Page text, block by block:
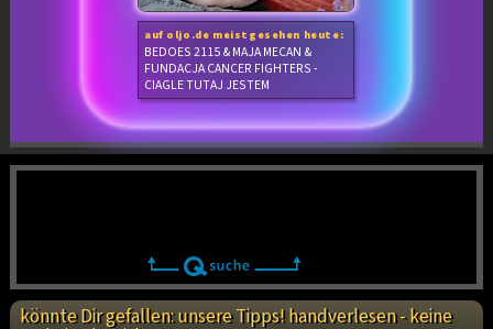
auf oljo.de meistgesehen heute:
BEDOES 2115 & MAJA MECAN &
FUNDACJA CANCER FIGHTERS -
CIAGLE TUTAJ JESTEM
könnte Dir gefallen: unsere Tipps! handverlesen - keine